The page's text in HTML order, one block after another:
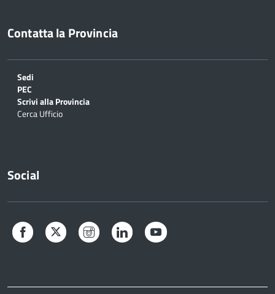
Contatta la Provincia
Sedi
PEC
Scrivi alla Provincia
Cerca Ufficio
Social
Facebook Twitter Instagram LinkedIn